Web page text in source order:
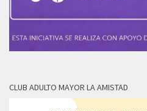
CLUB ADULTO MAYOR LA AMISTAD